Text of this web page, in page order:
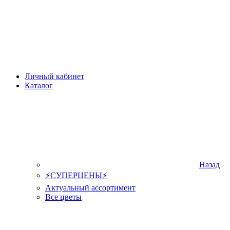
Личный кабинет
Каталог
Назад
⚡СУПЕРЦЕНЫ⚡
Актуальный ассортимент
Все цветы